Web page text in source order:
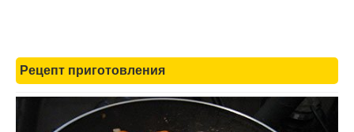
Рецепт приготовления